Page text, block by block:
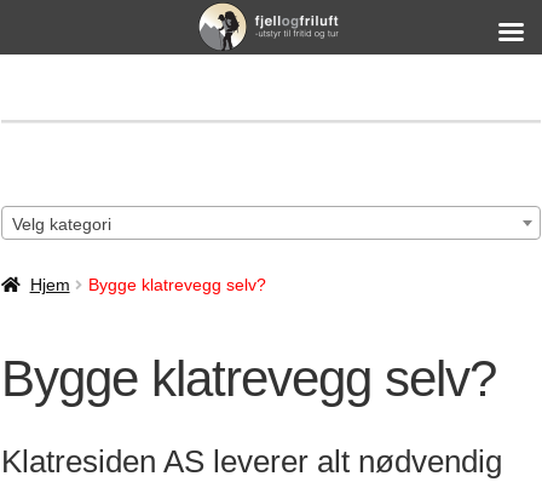
Velg kategori
Hjem Bygge klatrevegg selv?
Bygge klatrevegg selv?
Klatresiden AS leverer alt nødvendig